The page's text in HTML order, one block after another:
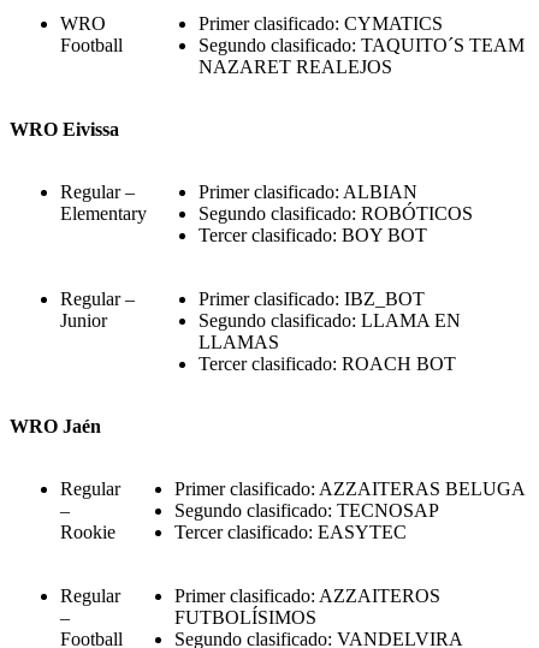
WRO
Football
Primer clasificado: CYMATICS
Segundo clasificado: TAQUITO´S TEAM
NAZARET REALEJOS
WRO Eivissa
Regular –
Elementary
Primer clasificado: ALBIAN
Segundo clasificado: ROBÓTICOS
Tercer clasificado: BOY BOT
Regular –
Junior
Primer clasificado: IBZ_BOT
Segundo clasificado: LLAMA EN
LLAMAS
Tercer clasificado: ROACH BOT
WRO Jaén
Regular
–
Rookie
Primer clasificado: AZZAITERAS BELUGA
Segundo clasificado: TECNOSAP
Tercer clasificado: EASYTEC
Regular
–
Football
Primer clasificado: AZZAITEROS
FUTBOLÍSIMOS
Segundo clasificado: VANDELVIRA